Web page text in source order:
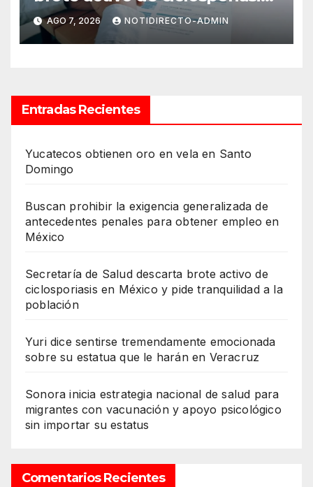
en México y pide tranquilidad
a la población
AGO 7, 2026 NOTIDIRECTO-ADMIN
Entradas Recientes
Yucatecos obtienen oro en vela en Santo
Domingo
Buscan prohibir la exigencia generalizada de
antecedentes penales para obtener empleo en
México
Secretaría de Salud descarta brote activo de
ciclosporiasis en México y pide tranquilidad a la
población
Yuri dice sentirse tremendamente emocionada
sobre su estatua que le harán en Veracruz
Sonora inicia estrategia nacional de salud para
migrantes con vacunación y apoyo psicológico
sin importar su estatus
Comentarios Recientes